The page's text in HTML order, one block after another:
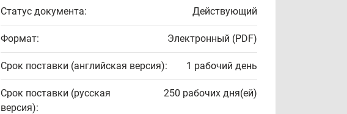
Статус документа: Действующий
Формат: Электронный (PDF)
Срок поставки (английская версия): 1 рабочий день
Срок поставки (русская
версия):
250 рабочих дня(ей)